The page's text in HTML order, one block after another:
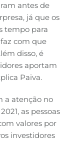
antes de
já que os
tempo para
com que
disso, é
aportam
Paiva.
a atenção no
as pessoas
valores por
investidores